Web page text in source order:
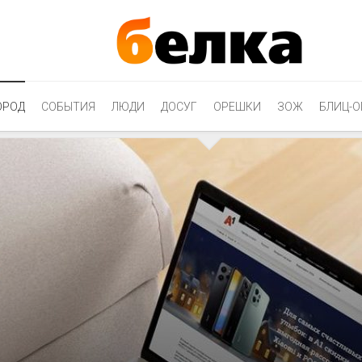
СОБЫТИЯ ЛЮДИ ДОСУГ ОРЕШКИ ЗОЖ БЛИЦ-